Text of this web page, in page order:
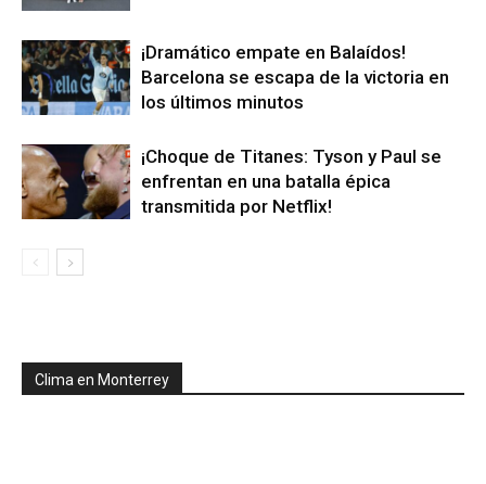
¡Dramático empate en Balaídos!
Barcelona se escapa de la victoria en
los últimos minutos
¡Choque de Titanes: Tyson y Paul se
enfrentan en una batalla épica
transmitida por Netflix!
Clima en Monterrey